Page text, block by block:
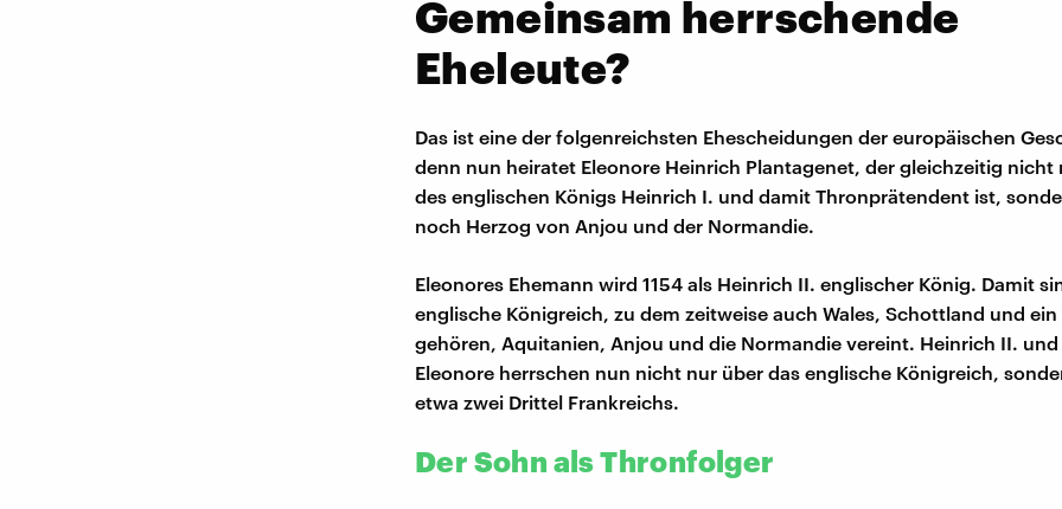
Gemeinsam herrschende
Eheleute?
Das ist eine der folgenreichsten Ehescheidungen der europäischen
denn nun heiratet Eleonore Heinrich Plantagenet, der gleichzeitig nicht
des englischen Königs Heinrich I. und damit Thronprätendent ist,
noch Herzog von Anjou und der Normandie.
Eleonores Ehemann wird 1154 als Heinrich II. englischer König. Damit
englische Königreich, zu dem zeitweise auch Wales, Schottland und ein
gehören, Aquitanien, Anjou und die Normandie vereint. Heinrich II. und
Eleonore herrschen nun nicht nur über das englische Königreich,
etwa zwei Drittel Frankreichs.
Der Sohn als Thronfolger